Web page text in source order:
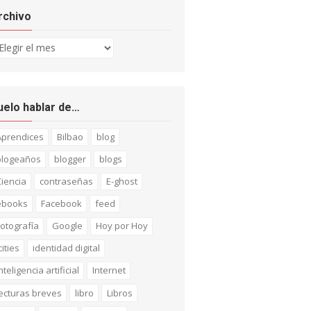
hablar de…
Bilbao
blog
blogger
blogs
contraseñas
E-ghost
Facebook
feed
Google
Hoy por Hoy
identidad digital
artificial
Internet
breves
libro
Libros